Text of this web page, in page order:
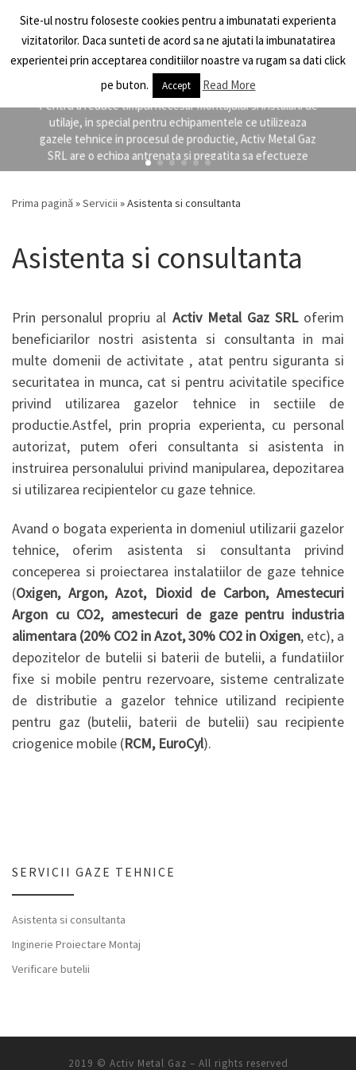
Skip to content
Activ Metal Gaz
Search
Inginerie proiectare instalatii gaze tehnice
Pentru a reduce timpul necesar montajului si instalarii de
utilaje, in special pentru echipamentele ce utilizeaza
gazele tehnice in procesul de productie, Activ Metal Gaz
SRL are o echipa antrenata si pregatita sa efectueze
rapid si inconditii de calitate ...
DETALII INGINERIE PROIECTARE
Prima pagină»Servicii »Asistenta si consultanta
Asistenta si consultanta
Prin personalul propriu al Activ Metal Gaz SRLoferim
beneficiarilor nostri asistenta si consultanta in mai
multe domenii de activitate , atat pentru siguranta si
securitatea in munca, cat si pentru acivitatile specifice
privind utilizarea gazelor tehnice in sectiile de
productie.Astfel, prin propria experienta, cu personal
autorizat, putem oferi consultanta si asistenta in
instruirea personalului privind manipularea, depozitarea
si utilizarea recipientelor cu gaze tehnice.
Avand o bogata experienta in domeniul utilizarii gazelor
tehnice, oferim asistenta si consultanta privind
conceperea si proiectarea instalatiilor de gaze tehnice
(Oxigen, Argon, Azot, Dioxid de Carbon, Amestecuri
Argon cu CO2, amestecuri de gaze pentru industria
alimentara (20% CO2 in Azot, 30% CO2 in Oxigen, etc), a
depozitelor de butelii si baterii de butelii, a fundatiilor
fixe si mobile pentru rezervoare, sisteme centralizate
de distributie a gazelor tehnice utilizand recipiente
pentru gaz (butelii, baterii de butelii) sau recipiente
criogenice mobile (RCM, EuroCyl).
SERVICII GAZE TEHNICE
Asistenta si consultanta
Inginerie Proiectare Montaj
Verificare butelii
2019 © Activ Metal Gaz – All rights reserved
Site-ul nostru foloseste cookies pentru a imbunatati experienta
vizitatorilor. Daca sunteti de acord sa ne ajutati la imbunatatirea
experientei prin acceptarea conditiilor noastre va rugam sa dati click
pe buton.
Accept Read More